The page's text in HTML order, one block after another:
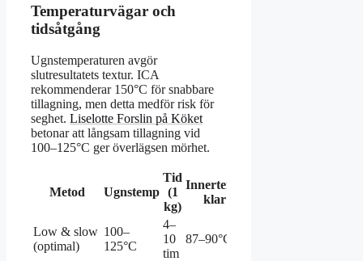
Temperaturvägar och
tidsåtgång
Ugnstemperaturen avgör
slutresultatets textur. ICA
rekommenderar 150°C för snabbare
tillagning, men detta medför risk för
seghet. Liselotte Forslin på Köket
betonar att långsam tillagning vid
100–125°C ger överlägsen mörhet.
Metod Ugnstemp
Tid
(1
kg)
Innertemp
klar
Low & slow
(optimal)
100–
125°C
4–
10
tim
87–90°C